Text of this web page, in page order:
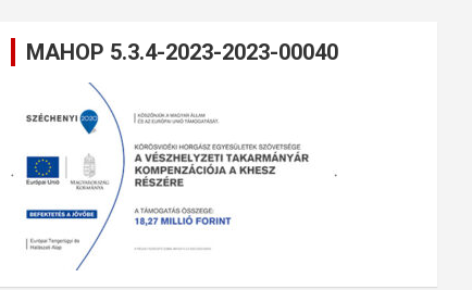
MAHOP 5.3.4-2023-2023-00040